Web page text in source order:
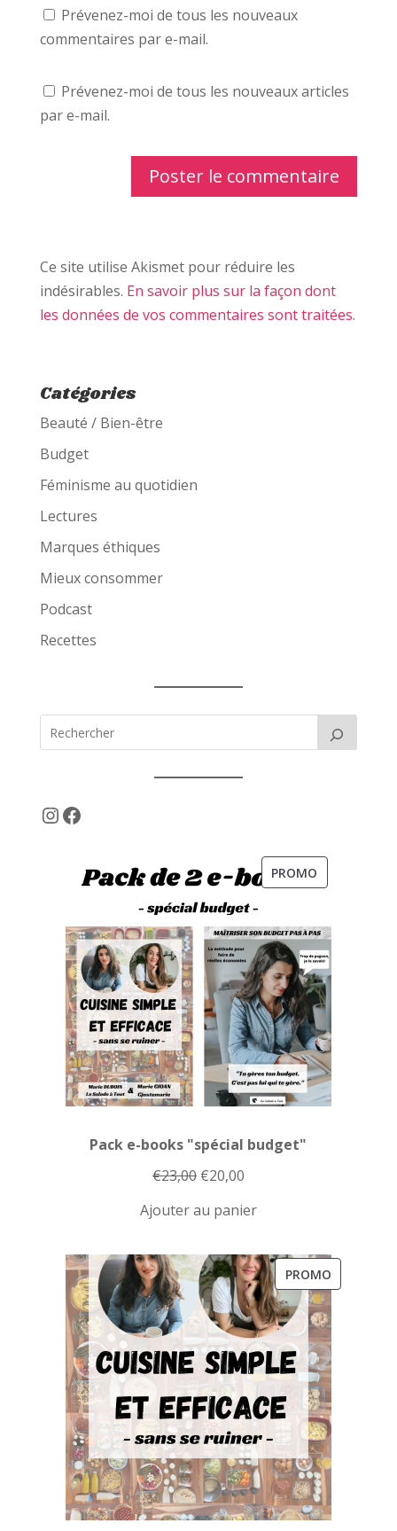
Prévenez-moi de tous les nouveaux
commentaires par e-mail.
Prévenez-moi de tous les nouveaux articles
par e-mail.
Ce site utilise Akismet pour réduire les
indésirables. En savoir plus sur la façon dont
les données de vos commentaires sont traitées.
Catégories
Beauté / Bien-être
Budget
Féminisme au quotidien
Lectures
Marques éthiques
Mieux consommer
Podcast
Recettes
Instagram
Facebook
PROMO
Pack e-books "spécial budget"
€23,00 Le
initial
€23,00.
€20,00Le
€20,00.
Ajouter au panier
PROMOPRODUIT